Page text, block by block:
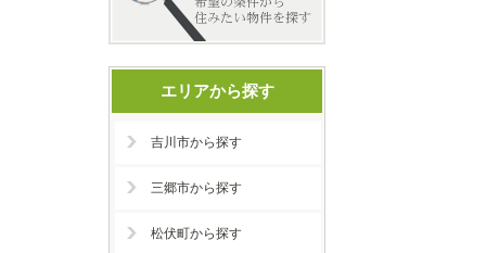
エリアから探す
吉川市から探す
三郷市から探す
松伏町から探す